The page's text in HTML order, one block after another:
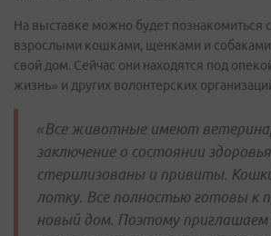
На выставке можно будет познакомиться
взрослыми кошками, щенками и
свой дом. Сейчас они находятся под
жизнь» и других волонтерских
«Все животные имеют
заключение о состоянии
стерилизованы и привиты.
лотку. Все полностью готовы к
новый дом. Поэтому приглашаем